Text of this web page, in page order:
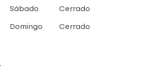
​Sábado Cerrado
Domingo Cerrado